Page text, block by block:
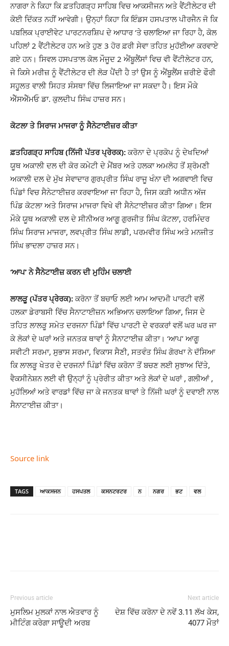
ਨਾਗਰਾ ਨੇ ਕਿਹਾ ਕਿ ਫ਼ਤਹਿਗੜ੍ਹ ਸਾਹਿਬ ਵਿਚ ਆਕਸੀਜਨ ਅਤੇ ਵੈਂਟੀਲੇਟਰ ਦੀ
ਕੋਈ ਦਿੱਕਤ ਨਹੀਂ ਆਵੇਗੀ। ਉਨ੍ਹਾਂ ਕਿਹਾ ਕਿ ਇੰਡਸ ਹਸਪਤਾਲ ਪੀਰਜੈਨ ਜੋ ਕਿ
ਪਬਲਿਕ ਪ੍ਰਾਈਵੇਟ ਪਾਰਟਨਰਸ਼ਿਪ ਦੇ ਆਧਾਰ ‘ਤੇ ਚਲਾਇਆ ਜਾ ਰਿਹਾ ਹੈ, ਕੋਲ
ਪਹਿਲਾਂ 2 ਵੈਂਟੀਲੇਟਰ ਹਨ ਅਤੇ ਹੁਣ 3 ਹੋਰ ਫ਼ਰੀ ਸੇਵਾ ਤਹਿਤ ਮੁਹੱਈਆ ਕਰਵਾਏ
ਗਏ ਹਨ। ਸਿਵਲ ਹਸਪਤਾਲ ਕੋਲ ਮੌਜੂਦ 2 ਐਂਬੂਲੈਂਸਾਂ ਵਿਚ ਵੀ ਵੈਂਟੀਲੇਟਰ ਹਨ,
ਜੇ ਕਿਸੇ ਮਰੀਜ਼ ਨੂੰ ਵੈਂਟੀਲੇਟਰ ਦੀ ਲੋੜ ਪੈਂਦੀ ਹੈ ਤਾਂ ਉਸ ਨੂੰ ਐਂਬੂਲੈਂਸ ਜ਼ਰੀਏ ਫੌਰੀ
ਸਹੂਲਤ ਵਾਲੀ ਸਿਹਤ ਸੰਸਥਾ ਵਿੱਚ ਲਿਜਾਇਆ ਜਾ ਸਕਦਾ ਹੈ। ਇਸ ਮੌਕੇ
ਐੱਸਐੱਮਓ ਡਾ. ਕੁਲਦੀਪ ਸਿੰਘ ਹਾਜ਼ਰ ਸਨ।
ਕੋਟਲਾ ਤੇ ਸਿਰਾਜ ਮਾਜਰਾ ਨੂੰ ਸੈਨੇਟਾਈਜ਼ਰ ਕੀਤਾ
ਫ਼ਤਹਿਗੜ੍ਹ ਸਾਹਿਬ (ਨਿੱਜੀ ਪੱਤਰ ਪ੍ਰੇਰਕ): ਕਰੋਨਾ ਦੇ ਪ੍ਰਕੋਪ ਨੂੰ ਦੇਖਦਿਆਂ
ਯੂਥ ਅਕਾਲੀ ਦਲ ਦੀ ਕੋਰ ਕਮੇਟੀ ਦੇ ਮੈਂਬਰ ਅਤੇ ਹਲਕਾ ਅਮਲੋਹ ਤੋਂ ਸ਼੍ਰੋਮਣੀ
ਅਕਾਲੀ ਦਲ ਦੇ ਮੁੱਖ ਸੇਵਾਦਾਰ ਗੁਰਪ੍ਰੀਤ ਸਿੰਘ ਰਾਜੂ ਖੰਨਾ ਦੀ ਅਗਵਾਈ ਵਿਚ
ਪਿੰਡਾਂ ਵਿਚ ਸੈਨੇਟਾਈਜ਼ਰ ਕਰਵਾਇਆ ਜਾ ਰਿਹਾ ਹੈ, ਜਿਸ ਕੜੀ ਅਧੀਨ ਅੱਜ
ਪਿੰਡ ਕੋਟਲਾ ਅਤੇ ਸਿਰਾਜ ਮਾਜਰਾ ਵਿਖੇ ਵੀ ਸੈਨੇਟਾਈਜ਼ਰ ਕੀਤਾ ਗਿਆ। ਇਸ
ਮੌਕੇ ਯੂਥ ਅਕਾਲੀ ਦਲ ਦੇ ਸੀਨੀਅਰ ਆਗੂ ਗੁਰਜੀਤ ਸਿੰਘ ਕੋਟਲਾ, ਹਰਮਿੰਦਰ
ਸਿੰਘ ਸਿਰਾਜ ਮਾਜਰਾ, ਲਵਪ੍ਰੀਤ ਸਿੰਘ ਲਾਡੀ, ਪਰਮਵੀਰ ਸਿੰਘ ਅਤੇ ਮਨਜੀਤ
ਸਿੰਘ ਭਾਦਲਾ ਹਾਜ਼ਰ ਸਨ।
‘ਆਪ’ ਨੇ ਸੈਨੇਟਾਈਜ਼ ਕਰਨ ਦੀ ਮੁਹਿੰਮ ਚਲਾਈ
ਲਾਲੜੂ (ਪੱਤਰ ਪ੍ਰੇਰਕ): ਕਰੋਨਾ ਤੋਂ ਬਚਾਓ ਲਈ ਆਮ ਆਦਮੀ ਪਾਰਟੀ ਵਲੋਂ
ਹਲਕਾ ਡੇਰਾਬਸੀ ਵਿੱਚ ਸੈਨਾਟਾਈਜ਼ਨ ਅਭਿਆਨ ਚਲਾਇਆ ਗਿਆ, ਜਿਸ ਦੇ
ਤਹਿਤ ਲਾਲੜੂ ਸਮੇਤ ਦਰਜਨਾ ਪਿੰਡਾਂ ਵਿੱਚ ਪਾਰਟੀ ਦੇ ਵਰਕਰਾਂ ਵਲੋਂ ਘਰ ਘਰ ਜਾ
ਕੇ ਲੋਕਾਂ ਦੇ ਘਰਾਂ ਅਤੇ ਜਨਤਕ ਥਾਵਾਂ ਨੂੰ ਸੈਨਾਟਾਈਜ਼ ਕੀਤਾ। ‘ਆਪ’ ਆਗੂ
ਸਵੀਟੀ ਸਰਮਾ, ਸੁਭਾਸ ਸਰਮਾ, ਵਿਕਾਸ ਸੈਣੀ, ਸਤਵੰਤ ਸਿੰਘ ਗੋਰਖਾ ਨੇ ਦੱਸਿਆ
ਕਿ ਲਾਲੜੂ ਖੇਤਰ ਦੇ ਦਰਜਨਾਂ ਪਿੰਡਾਂ ਵਿੱਚ ਕਰੋਨਾ ਤੋਂ ਬਚਣ ਲਈ ਸੁਝਾਅ ਦਿੱਤੇ,
ਵੈਕਸੀਨੇਸ਼ਨ ਲਈ ਵੀ ਉਨ੍ਹਾਂ ਨੂੰ ਪ੍ਰੇਰੀਤ ਕੀਤਾ ਅਤੇ ਲੋਕਾਂ ਦੇ ਘਰਾਂ , ਗਲੀਆਂ ,
ਮੁਹੱਲਿਆਂ ਅਤੇ ਵਾਰਡਾਂ ਵਿੱਚ ਜਾ ਕੇ ਜਨਤਕ ਥਾਵਾਂ ਤੇ ਨਿੱਜੀ ਘਰਾਂ ਨੂੰ ਦਵਾਈ ਨਾਲ
ਸੈਨਾਟਾਈਜ਼ ਕੀਤਾ।
Source link
TAGS ਆਕਸਜਨ ਹਸਪਤਲ ਕਸਨਟਰਟਰ ਨ ਨਗਰ ਭਟ ਵਲ
Previous article
ਮੁਸਲਿਮ ਮੁਲਕਾਂ ਨਾਲ ਐਤਵਾਰ ਨੂੰ
ਮੀਟਿੰਗ ਕਰੇਗਾ ਸਾਊਦੀ ਅਰਬ
Next article
ਦੇਸ਼ ਵਿੱਚ ਕਰੋਨਾ ਦੇ ਨਵੇਂ 3.11 ਲੱਖ ਕੇਸ,
4077 ਮੌਤਾਂ